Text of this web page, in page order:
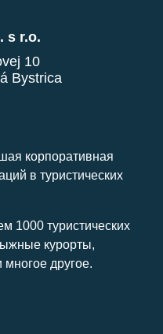
s r.o.
10
Bystrica
корпоративная
в туристических
1000 туристических
курорты,
другое.